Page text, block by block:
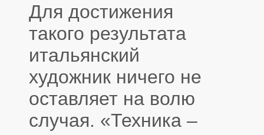
Для достижения
такого результата
итальянский
художник ничего не
оставляет на волю
случая. «Техника –